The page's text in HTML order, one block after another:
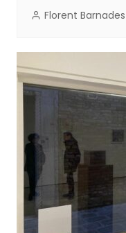
Florent Barnades